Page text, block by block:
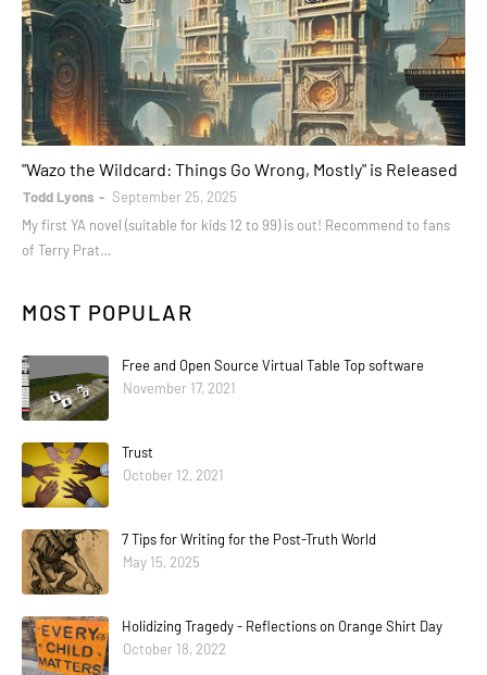
"Wazo the Wildcard: Things Go Wrong, Mostly" is Released
Todd Lyons
September 25, 2025
My first YA novel (suitable for kids 12 to 99) is out! Recommend to fans
of Terry Prat…
MOST POPULAR
Free and Open Source Virtual Table Top software
November 17, 2021
Trust
October 12, 2021
7 Tips for Writing for the Post-Truth World
May 15, 2025
Holidizing Tragedy - Reflections on Orange Shirt Day
October 18, 2022